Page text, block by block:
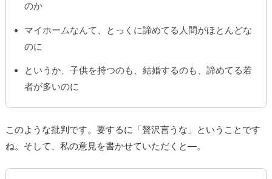
のか
マイホームなんて、とっくに諦めてる人間がほとんどな
のに
というか、子供を持つのも、結婚するのも、諦めてる若
者が多いのに
このような批判です。要するに「贅沢言うな」ということです
ね。そして、私の意見を書かせていただくと―。